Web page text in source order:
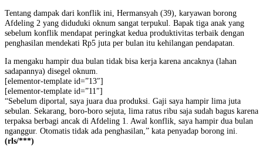
Tentang dampak dari konflik ini, Hermansyah (39), karyawan borong
Afdeling 2 yang diduduki oknum sangat terpukul. Bapak tiga anak yang
sebelum konflik mendapat peringkat kedua produktivitas terbaik dengan
penghasilan mendekati Rp5 juta per bulan itu kehilangan pendapatan.
Ia mengaku hampir dua bulan tidak bisa kerja karena ancaknya (lahan
sadapannya) disegel oknum.
[elementor-template id=”13″]
[elementor-template id=”11″]
“Sebelum diportal, saya juara dua produksi. Gaji saya hampir lima juta
sebulan. Sekarang, boro-boro sejuta, lima ratus ribu saja sudah bagus karena
terpaksa berbagi ancak di Afdeling 1. Awal konflik, saya hampir dua bulan
nganggur. Otomatis tidak ada penghasilan,” kata penyadap borong ini.
(rls/***)